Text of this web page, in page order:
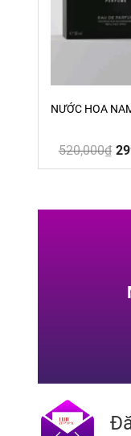
NƯỚC HOA
520,000₫ Giá
là: